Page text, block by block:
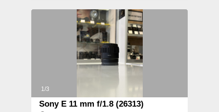
1/3
Sony E 11 mm f/1.8 (26313)